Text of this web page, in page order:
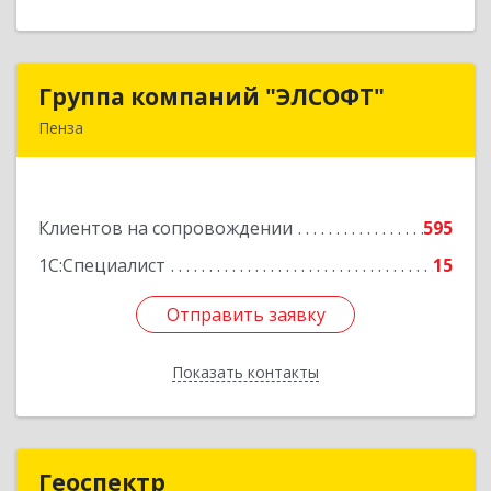
Группа компаний "ЭЛСОФТ"
Пенза
Клиентов на сопровождении
595
1С:Специалист
15
Отправить заявку
Показать контакты
Группа компаний "ЭЛСОФТ"
Подробнее
Отправить заявку
Назад
Геоспектр